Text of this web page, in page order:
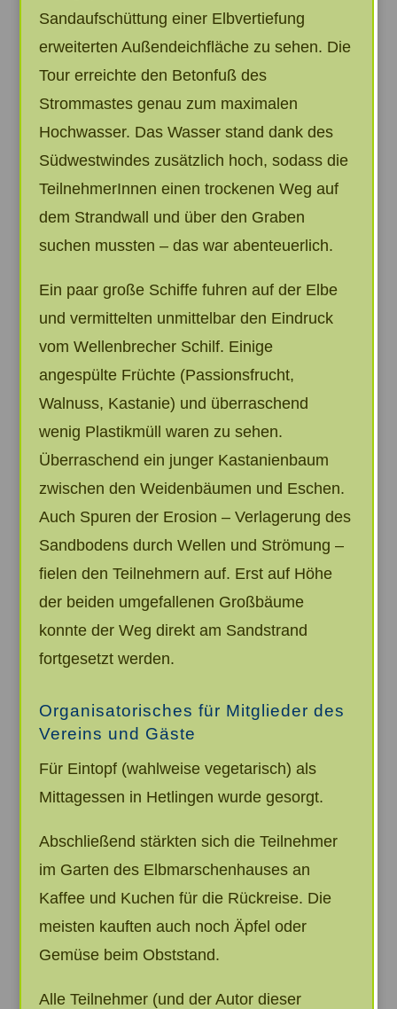
Sandaufschüttung einer Elbvertiefung
erweiterten Außendeichfläche zu sehen. Die
Tour erreichte den Betonfuß des
Strommastes genau zum maximalen
Hochwasser. Das Wasser stand dank des
Südwestwindes zusätzlich hoch, sodass die
TeilnehmerInnen einen trockenen Weg auf
dem Strandwall und über den Graben
suchen mussten – das war abenteuerlich.
Ein paar große Schiffe fuhren auf der Elbe
und vermittelten unmittelbar den Eindruck
vom Wellenbrecher Schilf. Einige
angespülte Früchte (Passionsfrucht,
Walnuss, Kastanie) und überraschend
wenig Plastikmüll waren zu sehen.
Überraschend ein junger Kastanienbaum
zwischen den Weidenbäumen und Eschen.
Auch Spuren der Erosion – Verlagerung des
Sandbodens durch Wellen und Strömung –
fielen den Teilnehmern auf. Erst auf Höhe
der beiden umgefallenen Großbäume
konnte der Weg direkt am Sandstrand
fortgesetzt werden.
Organisatorisches für Mitglieder des
Vereins und Gäste
Für Eintopf (wahlweise vegetarisch) als
Mittagessen in Hetlingen wurde gesorgt.
Abschließend stärkten sich die Teilnehmer
im Garten des Elbmarschenhauses an
Kaffee und Kuchen für die Rückreise. Die
meisten kauften auch noch Äpfel oder
Gemüse beim Obststand.
Alle Teilnehmer (und der Autor dieser